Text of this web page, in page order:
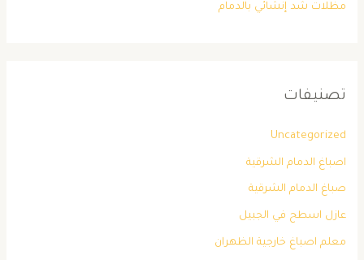
مظلات شد إنشائي بالدمام
تصنيفات
Uncategorized
اصباغ الدمام الشرقية
صباغ الدمام الشرقية
عازل اسطح في الجبيل
معلم اصباغ خارجية الظهران